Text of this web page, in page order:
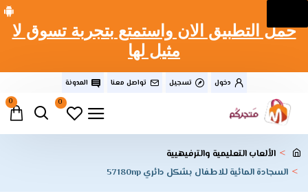
حمل التطبيق الان واستمتع بتجربة تسوق لا
مثيل لها
دخول تسجيل تواصل معنا
المدونة
0
0
الألعاب التعليمية والترفيهيية
السجادة المائية للاطفال بشكل دائري 57180np